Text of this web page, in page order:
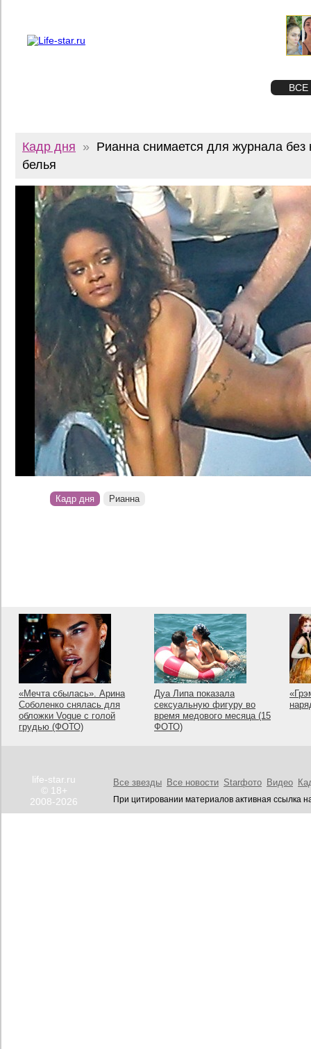
ВСЕ
Кадр дня » Рианна снимается для журнала без
белья
Кадр дня Рианна
«Мечта сбылась». Арина
Соболенко снялась для
обложки Vogue с голой
грудью (ФОТО)
Дуа Липа показала
сексуальную фигуру во
время медового месяца (15
ФОТО)
life-star.ru
© 18+
2008-2026
Все звезды Все новости Starфото Видео
При цитировании материалов активная ссылка